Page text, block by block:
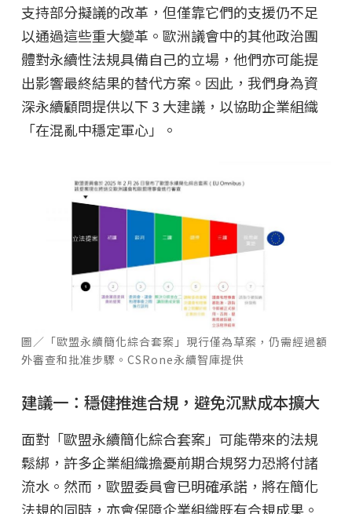
支持部分擬議的改革，但僅靠它們的支援仍不足
以通過這些重大變革。歐洲議會中的其他政治團
體對永續性法規具備自己的立場，他們亦可能提
出影響最終結果的替代方案。因此，我們身為資
深永續顧問提供以下 3 大建議，以協助企業組織
「在混亂中穩定軍心」。
圖／「歐盟永續簡化綜合套案」現行僅為草案，仍需經過額
外審查和批准步驟。CSRone永續智庫提供
建議一：穩健推進合規，避免沉默成本擴大
面對「歐盟永續簡化綜合套案」可能帶來的法規
鬆綁，許多企業組織擔憂前期合規努力恐將付諸
流水。然而，歐盟委員會已明確承諾，將在簡化
法規的同時，亦會保障企業組織既有合規成果。